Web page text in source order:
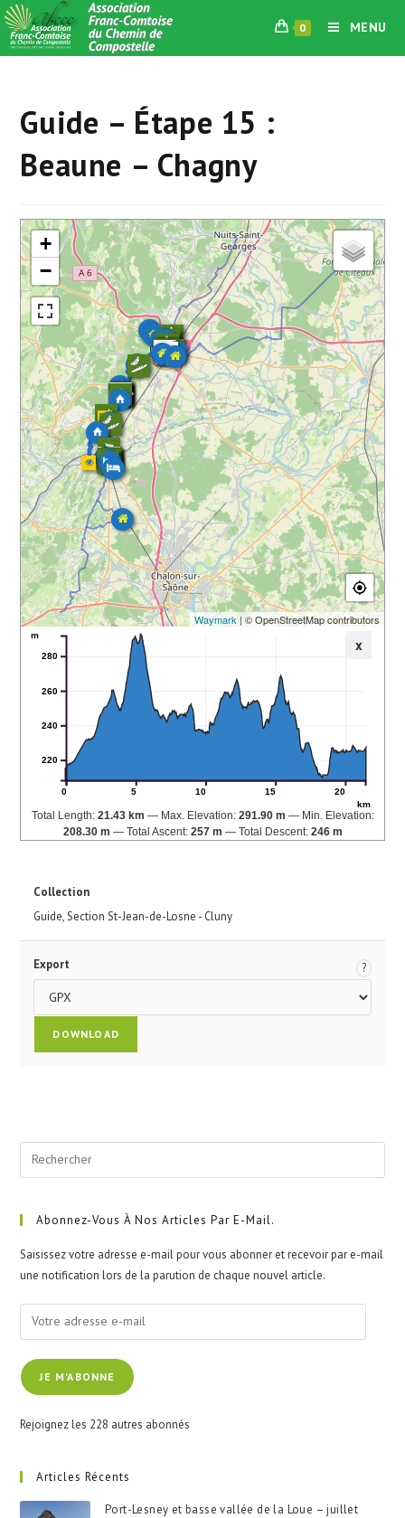
Skip
to
content
0 MENU
Guide – Étape 15 :
Beaune – Chagny
+
−
Waymark | © OpenStreetMap contributors
x
0 5 10 15 20
km
220
240
260
280
m
Total Length: 21.43 km Max. Elevation: 291.90 m
Min. Elevation:
208.30 m
Total Ascent: 257 m Total Descent: 246 m
Collection
Guide,Section St-Jean-de-Losne - Cluny
?
Export
Abonnez-Vous À Nos Articles Par E-Mail.
Saisissez votre adresse e-mail pour vous abonner et recevoir par e-mail
une notification lors de la parution de chaque nouvel article.
Votre
adresse
e-
mailJE M'ABONNE
Rejoignez les 228 autres abonnés
Articles Récents
Port-Lesney et basse vallée de la Loue – juillet